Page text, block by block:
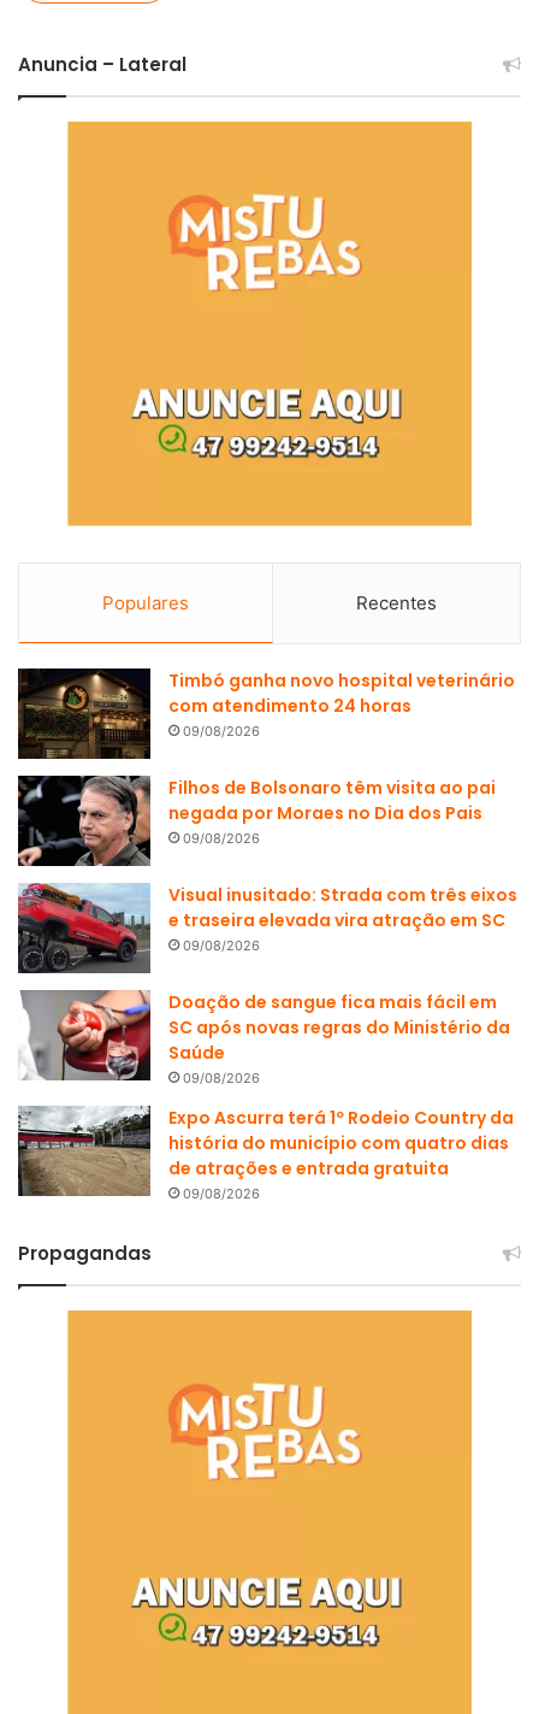
Anuncia – Lateral
Populares Recentes
Timbó ganha novo hospital veterinário
com atendimento 24 horas
09/08/2026
Filhos de Bolsonaro têm visita ao pai
negada por Moraes no Dia dos Pais
09/08/2026
Visual inusitado: Strada com três eixos
e traseira elevada vira atração em SC
09/08/2026
Doação de sangue fica mais fácil em
SC após novas regras do Ministério da
Saúde
09/08/2026
Expo Ascurra terá 1º Rodeio Country da
história do município com quatro dias
de atrações e entrada gratuita
09/08/2026
Propagandas